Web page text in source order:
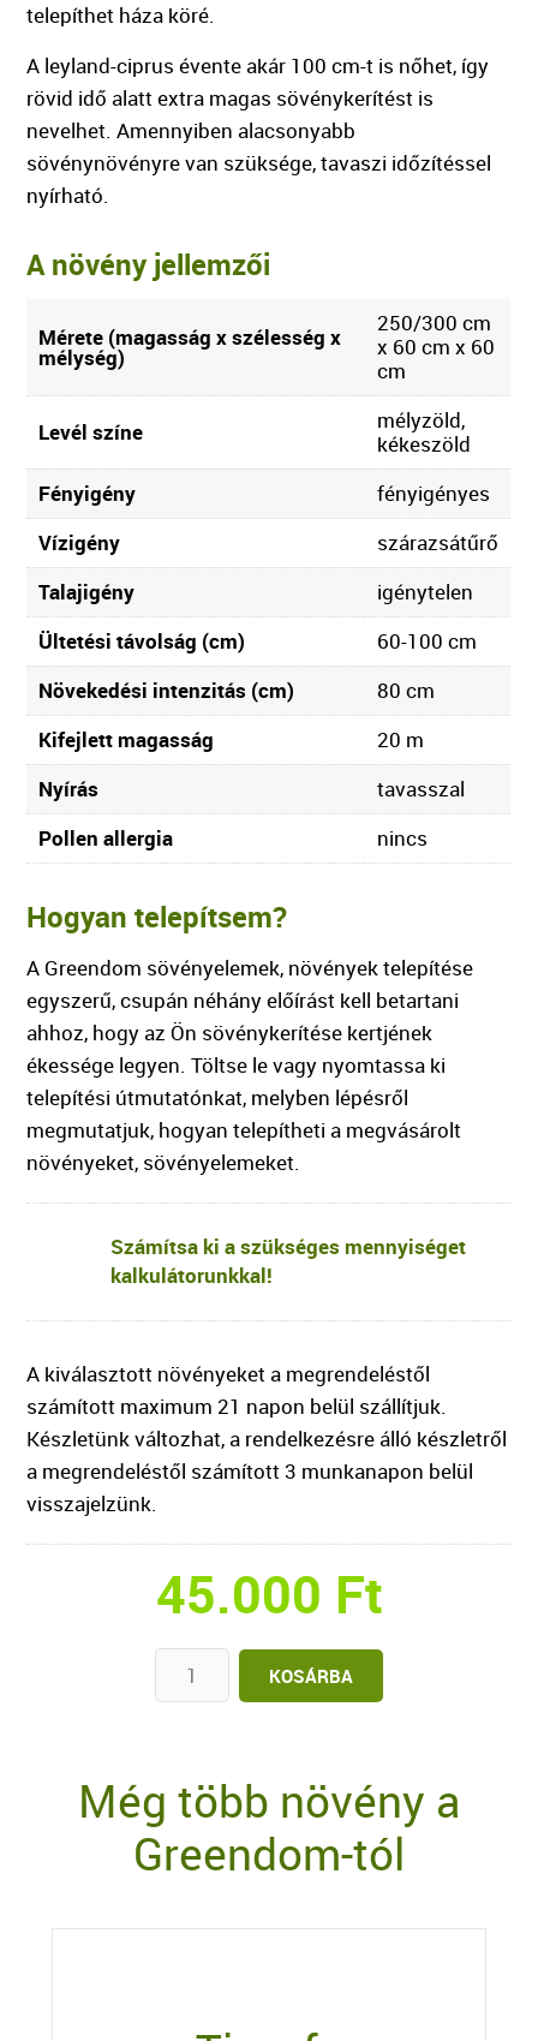
telepíthet háza köré.
A leyland-ciprus évente akár 100 cm-t is nőhet, így
rövid idő alatt extra magas sövénykerítést is
nevelhet. Amennyiben alacsonyabb
sövénynövényre van szüksége, tavaszi időzítéssel
nyírható.
A növény jellemzői
Mérete (magasság x szélesség x
mélység)
250/300 cm
x 60 cm x 60
cm
Levél színe
mélyzöld,
kékeszöld
Fényigény
fényigényes
Vízigény
szárazsátűrő
Talajigény
igénytelen
Ültetési távolság (cm)
60-100 cm
Növekedési intenzitás (cm)
80 cm
Kifejlett magasság
20 m
Nyírás
tavasszal
Pollen allergia
nincs
Hogyan telepítsem?
A Greendom sövényelemek, növények telepítése
egyszerű, csupán néhány előírást kell betartani
ahhoz, hogy az Ön sövénykerítése kertjének
ékessége legyen. Töltse le vagy nyomtassa ki
telepítési útmutatónkat, melyben lépésről
megmutatjuk, hogyan telepítheti a megvásárolt
növényeket, sövényelemeket.
Számítsa ki a szükséges mennyiséget
kalkulátorunkkal!
A kiválasztott növényeket a megrendeléstől
számított maximum 21 napon belül szállítjuk.
Készletünk változhat, a rendelkezésre álló készletről
a megrendeléstől számított 3 munkanapon belül
visszajelzünk.
45.000 Ft
Még több növény a
Greendom-tól